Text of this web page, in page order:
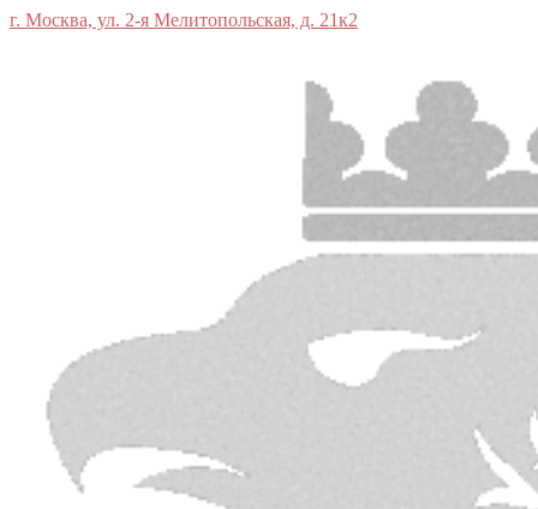
г. Москва, ул. 2-я Мелитопольская, д. 21к2